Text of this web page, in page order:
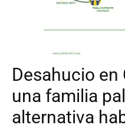
Desahucio en
una familia
alternativa